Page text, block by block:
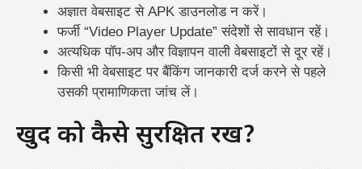
अज्ञात वेबसाइट से APK डाउनलोड न करें।
फर्जी “Video Player Update” संदेशों से सावधान रहें।
अत्यधिक पॉप-अप और विज्ञापन वाली वेबसाइटों से दूर रहें।
किसी भी वेबसाइट पर बैंकिंग जानकारी दर्ज करने से पहले
उसकी प्रामाणिकता जांच लें।
खुद को कैसे सुरक्षित रखें?